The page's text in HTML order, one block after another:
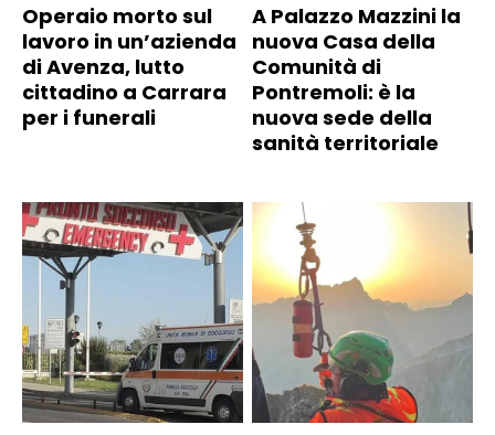
Operaio morto sul
lavoro in un’azienda
di Avenza, lutto
cittadino a Carrara
per i funerali
A Palazzo Mazzini la
nuova Casa della
Comunità di
Pontremoli: è la
nuova sede della
sanità territoriale